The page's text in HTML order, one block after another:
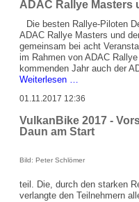
ADAC Rallye Masters
Die besten Rallye-Piloten
ADAC Rallye Masters und
gemeinsam bei acht
im Rahmen von ADAC
kommenden Jahr auch der
Weiterlesen …
Masters
DRM:
Der
2018
01.11.2017 12:36
VulkanBike 2017 -
Daun am Start
Bild: Peter Schlömer
teil. Die, durch den starken
verlangte den Teilnehmern